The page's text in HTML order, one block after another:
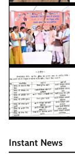
Instant News